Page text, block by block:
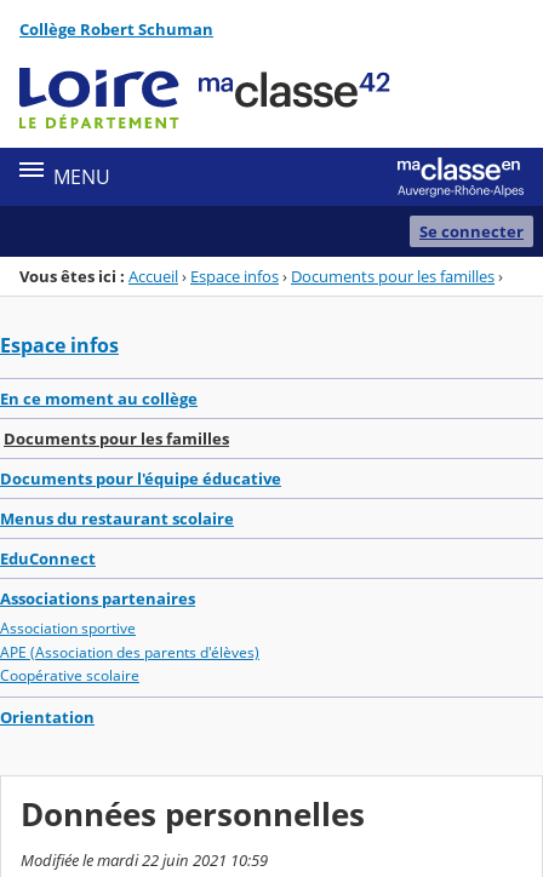
Menu de la rubrique
Contenu
Collège Robert Schuman
MENU
Se connecter
Vous êtes ici : Accueil› Espace infos› Documents pour les familles›
Espace infos
En ce moment au collège
Documents pour les familles
Documents pour l'équipe éducative
Menus du restaurant scolaire
EduConnect
Associations partenaires
Association sportive
APE (Association des parents d'élèves)
Coopérative scolaire
Orientation
Données personnelles
Modifiée le mardi 22 juin 2021 10:59